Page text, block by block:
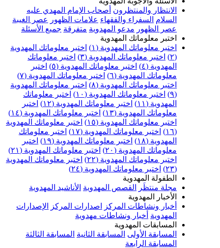
الانتظار والمنتظرون أصحاب الإمام المهدي عليه
السلام السفراء والفقهاء علامات الظهور
عصر الغيبة
عصر الظهور مدعو المهدوية متفرقة جميع الأسئلة
اختبر معلوماتك المهدوية
اختبر معلوماتك المهدوية (١)
اختبر معلوماتك المهدوية
(٢)
اختبر معلوماتك المهدوية (٣)
اختبر معلوماتك
المهدوية (٤)
اختبر معلوماتك المهدوية (٥)
اختبر
معلوماتك المهدوية (٦)
اختبر معلوماتك المهدوية (٧)
اختبر معلوماتك المهدوية (٨)
اختبر معلوماتك المهدوية
(٩)
اختبر معلوماتك المهدوية (١٠)
اختبر معلوماتك
المهدوية (١١)
اختبر معلوماتك المهدوية (١٢)
اختبر
معلوماتك المهدوية (١٣)
اختبر معلوماتك المهدوية (١٤)
اختبر معلوماتك المهدوية (١٥)
اختبر معلوماتك المهدوية
(١٦)
اختبر معلوماتك المهدوية (١٧)
اختبر معلوماتك
المهدوية (١٨)
اختبر معلوماتك المهدوية (١٩)
اختبر
معلوماتك المهدوية (٢٠)
اختبر معلوماتك المهدوية (٢١)
اختبر معلوماتك المهدوية (٢٢)
اختبر معلوماتك المهدوية
(٢٣)
اختبر معلوماتك المهدوية (٢٤)
الطفولة المهدوية
مجلة منتظَر
القصص المهدوية الأناشيد المهدوية
الأخبار المهدوية
أخبار ونشاطات المركز
اصدارات المركز
الإصدارات
المهدوية أخبار ونشاطات مهدوية
المسابقات المهدوية
المسابقة الأولى المسابقة الثانية المسابقة الثالثة
المسابقة الرابعة